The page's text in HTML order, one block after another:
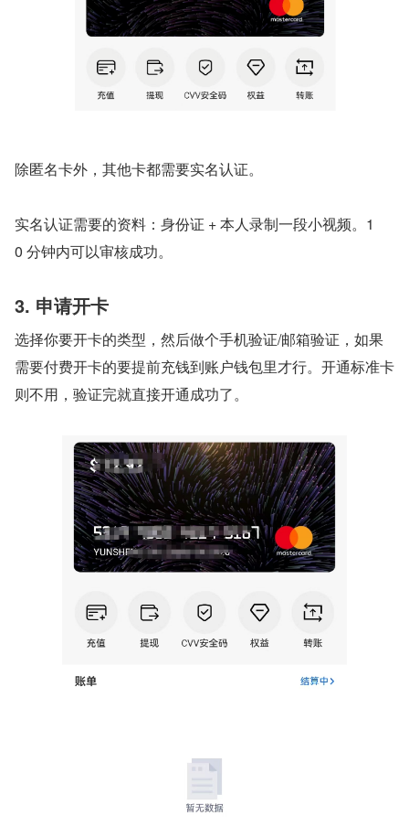
除匿名卡外，其他卡都需要实名认证。
实名认证需要的资料：身份证 + 本人录制一段小视频。1
0 分钟内可以审核成功。
3. 申请开卡
选择你要开卡的类型，然后做个手机验证/邮箱验证，如果
需要付费开卡的要提前充钱到账户钱包里才行。开通标准卡
则不用，验证完就直接开通成功了。